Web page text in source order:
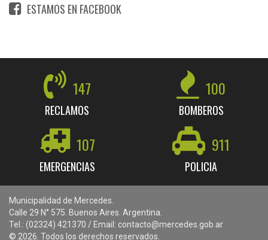
ESTAMOS EN FACEBOOK
147
RECLAMOS
100
BOMBEROS
107
EMERGENCIAS
911
POLICIA
Municipalidad de Mercedes.
Calle 29 N° 575. Buenos Aires. Argentina.
Tel.: (02324) 421370 / Email: contacto@mercedes.gob.ar
© 2026. Todos los derechos reservados.